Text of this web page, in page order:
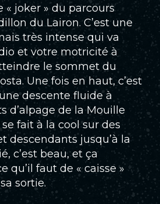
« joker » du parcours
du Lairon. C’est une
très intense qui va
et votre motricité à
le sommet du
Une fois en haut, c’est
descente fluide à
d’alpage de la Mouille
fait à la cool sur des
descendants jusqu’à la
c’est beau, et ça
qu’il faut de « caisse »
sortie.